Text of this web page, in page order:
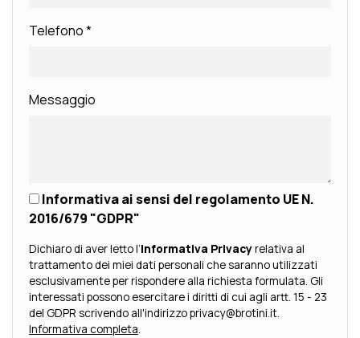
Telefono*
Messaggio
Informativa ai sensi del regolamento UE N.
2016/679 "GDPR"
Dichiaro di aver letto l’Informativa Privacyrelativa al
trattamento dei miei dati personali che saranno utilizzati
esclusivamente per rispondere alla richiesta formulata. Gli
interessati possono esercitare i diritti di cui agli artt. 15 - 23
del GDPR scrivendo all'indirizzo privacy@brotini.it.
Informativa completa.